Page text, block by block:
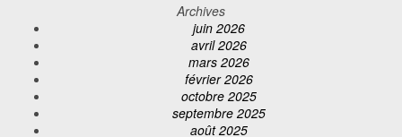
Archives
juin 2026
avril 2026
mars 2026
février 2026
octobre 2025
septembre 2025
août 2025